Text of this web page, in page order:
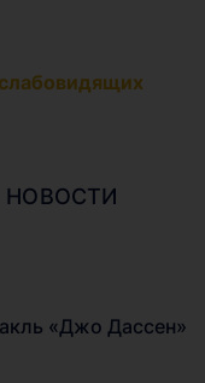
НОВОСТИ
«Джо Дассен»